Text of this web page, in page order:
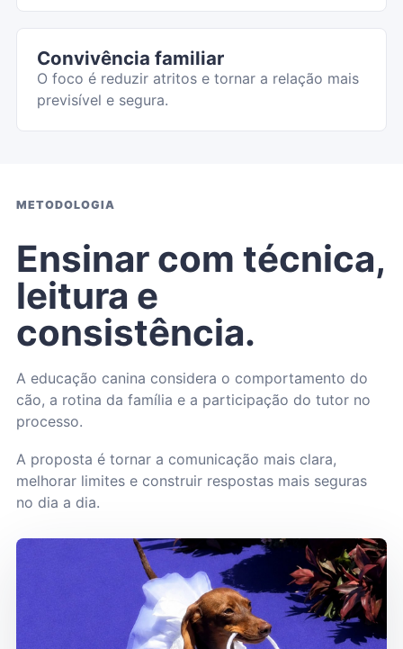
Convivência familiar
O foco é reduzir atritos e tornar a relação mais
previsível e segura.
METODOLOGIA
Ensinar com técnica,
leitura e
consistência.
A educação canina considera o comportamento do
cão, a rotina da família e a participação do tutor no
processo.
A proposta é tornar a comunicação mais clara,
melhorar limites e construir respostas mais seguras
no dia a dia.